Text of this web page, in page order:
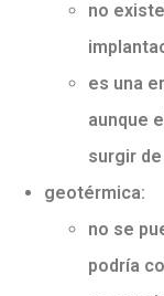
no
es una
aunque
surgir
geotérmica:
no se
podría